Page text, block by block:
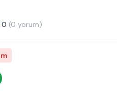
0 (0 yorum)